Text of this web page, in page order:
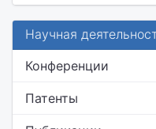
Научная
Конференции
Патенты